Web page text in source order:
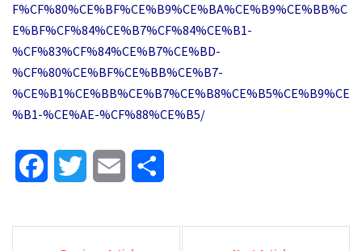
F%CF%80%CE%BF%CE%B9%CE%BA%CE%B9%CE%BB%C
E%BF%CF%84%CE%B7%CF%84%CE%B1-
%CF%83%CF%84%CE%B7%CE%BD-
%CF%80%CE%BF%CE%BB%CE%B7-
%CE%B1%CE%BB%CE%B7%CE%B8%CE%B5%CE%B9%CE
%B1-%CE%AE-%CF%88%CE%B5/
c
i
a
ι